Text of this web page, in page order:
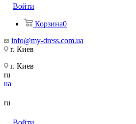
Войти
Корзина0
info@my-dress.com.ua
г. Киев
г. Киев
ru
ua
ru
Войти